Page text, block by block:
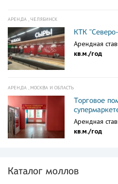
АРЕНДА , ЧЕЛЯБИНСК
КТК
Арендная
кв.м./год
АРЕНДА , МОСКВА И ОБЛАСТЬ
Торговое
Арендная
кв.м./год
Каталог моллов